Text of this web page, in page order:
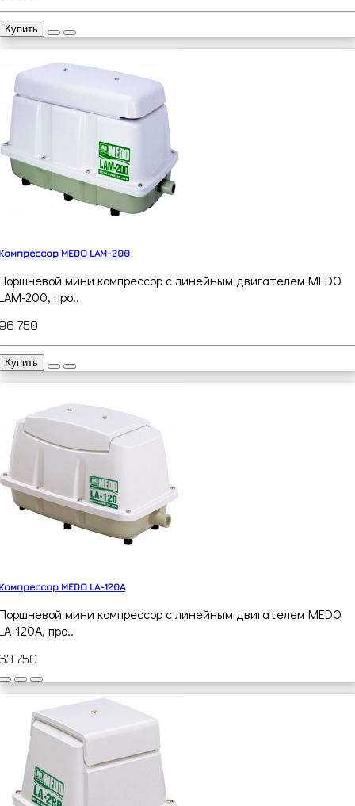
Купить
MEDO LAM-200
мини компрессор с линейным двигателем MEDO
200, про..
750
Купить
MEDO LA-120A
мини компрессор с линейным двигателем MEDO
120A, про..
750